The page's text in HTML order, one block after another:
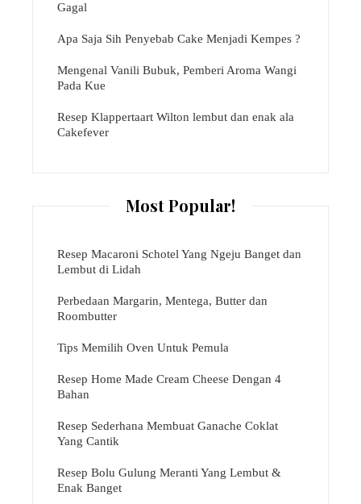
Gagal
Apa Saja Sih Penyebab Cake Menjadi Kempes ?
Mengenal Vanili Bubuk, Pemberi Aroma Wangi
Pada Kue
Resep Klappertaart Wilton lembut dan enak ala
Cakefever
Most Popular!
Resep Macaroni Schotel Yang Ngeju Banget dan
Lembut di Lidah
Perbedaan Margarin, Mentega, Butter dan
Roombutter
Tips Memilih Oven Untuk Pemula
Resep Home Made Cream Cheese Dengan 4
Bahan
Resep Sederhana Membuat Ganache Coklat
Yang Cantik
Resep Bolu Gulung Meranti Yang Lembut &
Enak Banget